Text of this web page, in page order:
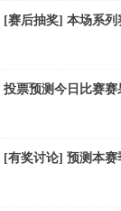
[赛后抽奖] 本场系
投票预测今日比赛
[有奖讨论] 预测本